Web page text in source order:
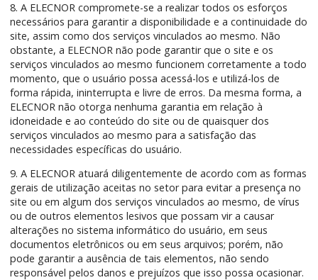
8. A ELECNOR compromete-se a realizar todos os esforços
necessários para garantir a disponibilidade e a continuidade do
site, assim como dos serviços vinculados ao mesmo. Não
obstante, a ELECNOR não pode garantir que o site e os
serviços vinculados ao mesmo funcionem corretamente a todo
momento, que o usuário possa acessá-los e utilizá-los de
forma rápida, ininterrupta e livre de erros. Da mesma forma, a
ELECNOR não otorga nenhuma garantia em relação à
idoneidade e ao conteúdo do site ou de quaisquer dos
serviços vinculados ao mesmo para a satisfação das
necessidades específicas do usuário.
9. A ELECNOR atuará diligentemente de acordo com as formas
gerais de utilização aceitas no setor para evitar a presença no
site ou em algum dos serviços vinculados ao mesmo, de vírus
ou de outros elementos lesivos que possam vir a causar
alterações no sistema informático do usuário, em seus
documentos eletrônicos ou em seus arquivos; porém, não
pode garantir a ausência de tais elementos, não sendo
responsável pelos danos e prejuízos que isso possa ocasionar.